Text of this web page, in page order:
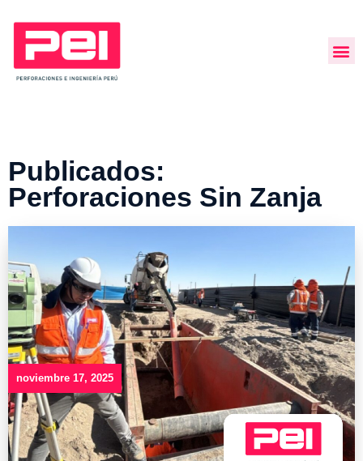
Publicados:
Perforaciones Sin Zanja
noviembre 17, 2025